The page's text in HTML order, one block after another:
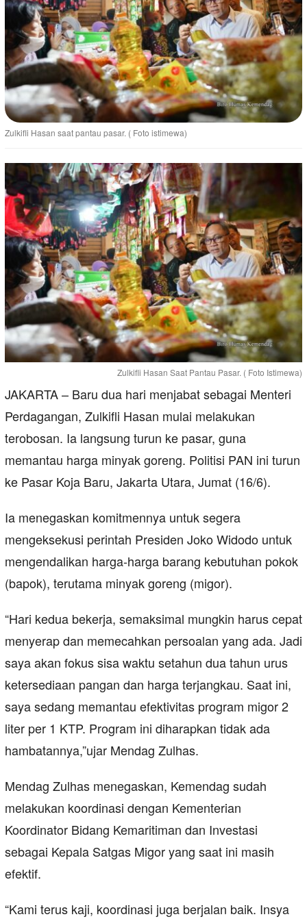
Zulkifli Hasan saat pantau pasar. ( Foto istimewa)
Zulkifli Hasan Saat Pantau Pasar. ( Foto Istimewa)
JAKARTA – Baru dua hari menjabat sebagai Menteri
Perdagangan, Zulkifli Hasan mulai melakukan
terobosan. Ia langsung turun ke pasar, guna
memantau harga minyak goreng. Politisi PAN ini turun
ke Pasar Koja Baru, Jakarta Utara, Jumat (16/6).
Ia menegaskan komitmennya untuk segera
mengeksekusi perintah Presiden Joko Widodo untuk
mengendalikan harga-harga barang kebutuhan pokok
(bapok), terutama minyak goreng (migor).
“Hari kedua bekerja, semaksimal mungkin harus cepat
menyerap dan memecahkan persoalan yang ada. Jadi
saya akan fokus sisa waktu setahun dua tahun urus
ketersediaan pangan dan harga terjangkau. Saat ini,
saya sedang memantau efektivitas program migor 2
liter per 1 KTP. Program ini diharapkan tidak ada
hambatannya,”ujar Mendag Zulhas.
Mendag Zulhas menegaskan, Kemendag sudah
melakukan koordinasi dengan Kementerian
Koordinator Bidang Kemaritiman dan Investasi
sebagai Kepala Satgas Migor yang saat ini masih
efektif.
“Kami terus kaji, koordinasi juga berjalan baik. Insya